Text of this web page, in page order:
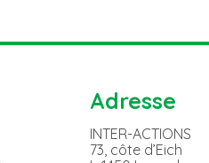
Adresse
INTER-ACTIONS
73, côte d’Eich